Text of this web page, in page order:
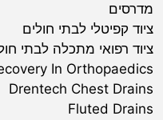
מדרסים
ציוד קפיטלי לבתי חולים
ציוד רפואי מתכלה לבתי
In Orthopaedics
Drentech Chest Drains
Fluted Drains